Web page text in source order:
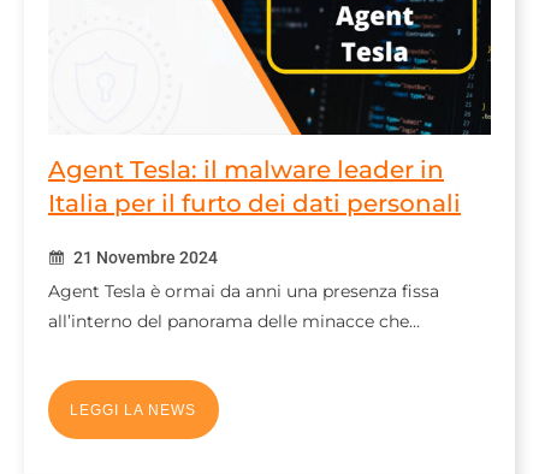
Agent Tesla: il malware leader in
Italia per il furto dei dati personali
21 Novembre 2024
Agent Tesla è ormai da anni una presenza fissa
all’interno del panorama delle minacce che…
LEGGI LA NEWS